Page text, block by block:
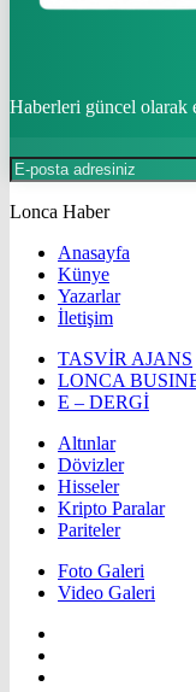
Haberleri güncel olarak
Lonca Haber
Anasayfa
Künye
Yazarlar
İletişim
TASVİR AJANS
LONCA
E – DERGİ
Altınlar
Dövizler
Hisseler
Kripto Paralar
Pariteler
Foto Galeri
Video Galeri